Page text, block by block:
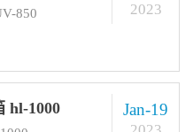
850 2023
hl-1000 Jan-19